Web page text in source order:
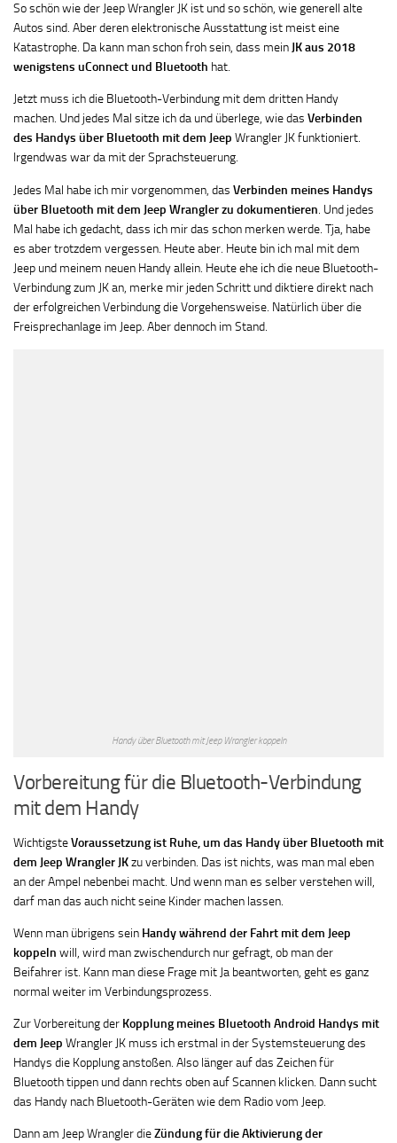
So schön wie der Jeep Wrangler JK ist und so schön, wie generell alte
Autos sind. Aber deren elektronische Ausstattung ist meist eine
Katastrophe. Da kann man schon froh sein, dass mein JK aus 2018
wenigstens uConnect und Bluetooth hat.
Jetzt muss ich die Bluetooth-Verbindung mit dem dritten Handy
machen. Und jedes Mal sitze ich da und überlege, wie das Verbinden
des Handys über Bluetooth mit dem Jeep Wrangler JK funktioniert.
Irgendwas war da mit der Sprachsteuerung.
Jedes Mal habe ich mir vorgenommen, das Verbinden meines Handys
über Bluetooth mit dem Jeep Wrangler zu dokumentieren. Und jedes
Mal habe ich gedacht, dass ich mir das schon merken werde. Tja, habe
es aber trotzdem vergessen. Heute aber. Heute bin ich mal mit dem
Jeep und meinem neuen Handy allein. Heute ehe ich die neue Bluetooth-
Verbindung zum JK an, merke mir jeden Schritt und diktiere direkt nach
der erfolgreichen Verbindung die Vorgehensweise. Natürlich über die
Freisprechanlage im Jeep. Aber dennoch im Stand.
Handy über Bluetooth mit Jeep Wrangler koppeln
Vorbereitung für die Bluetooth-Verbindung
mit dem Handy
WichtigsteVoraussetzung ist Ruhe, um das Handy über Bluetooth mit
dem Jeep Wrangler JKzu verbinden. Das ist nichts, was man mal eben
an der Ampel nebenbei macht. Und wenn man es selber verstehen will,
darf man das auch nicht seine Kinder machen lassen.
Wenn man übrigens sein Handy während der Fahrt mit dem Jeep
koppeln will, wird man zwischendurch nur gefragt, ob man der
Beifahrer ist. Kann man diese Frage mit Ja beantworten, geht es ganz
normal weiter im Verbindungsprozess.
Zur Vorbereitung der Kopplung meines Bluetooth Android Handys mit
dem Jeep Wrangler JK muss ich erstmal in der Systemsteuerung des
Handys die Kopplung anstoßen. Also länger auf das Zeichen für
Bluetooth tippen und dann rechts oben auf Scannen klicken. Dann sucht
das Handy nach Bluetooth-Geräten wie dem Radio vom Jeep.
Dann am Jeep Wrangler dieZündung für die Aktivierung der